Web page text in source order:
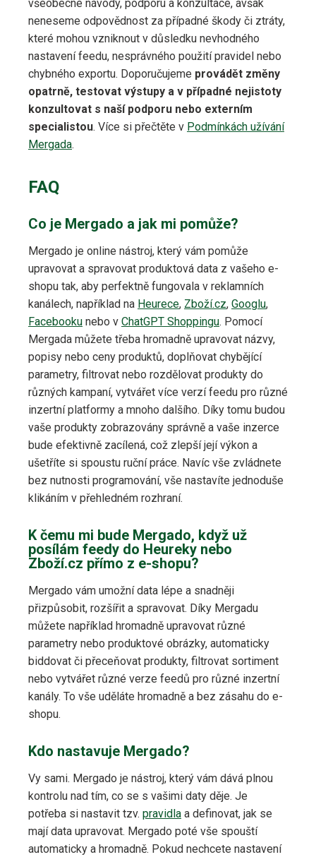
všeobecné návody, podporu a konzultace, avšak
neneseme odpovědnost za případné škody či ztráty,
které mohou vzniknout v důsledku nevhodného
nastavení feedu, nesprávného použití pravidel nebo
chybného exportu. Doporučujeme provádět změny
opatrně, testovat výstupy a v případné nejistoty
konzultovat s naší podporu nebo externím
specialistou. Více si přečtěte v Podmínkách užívání
Mergada.
FAQ
Co je Mergado a jak mi pomůže?
Mergado je online nástroj, který vám pomůže
upravovat a spravovat produktová data z vašeho e-
shopu tak, aby perfektně fungovala v reklamních
kanálech, například na Heurece, Zboží.cz, Googlu,
Facebooku nebo v ChatGPT Shoppingu. Pomocí
Mergada můžete třeba hromadně upravovat názvy,
popisy nebo ceny produktů, doplňovat chybějící
parametry, filtrovat nebo rozdělovat produkty do
různých kampaní, vytvářet více verzí feedu pro různé
inzertní platformy a mnoho dalšího. Díky tomu budou
vaše produkty zobrazovány správně a vaše inzerce
bude efektivně zacílená, což zlepší její výkon a
ušetříte si spoustu ruční práce. Navíc vše zvládnete
bez nutnosti programování, vše nastavíte jednoduše
klikáním v přehledném rozhraní.
K čemu mi bude Mergado, když už
posílám feedy do Heureky nebo
Zboží.cz přímo z e-shopu?
Mergado vám umožní data lépe a snadněji
přizpůsobit, rozšířit a spravovat. Díky Mergadu
můžete například hromadně upravovat různé
parametry nebo produktové obrázky, automaticky
biddovat či přeceňovat produkty, filtrovat sortiment
nebo vytvářet různé verze feedů pro různé inzertní
kanály. To vše uděláte hromadně a bez zásahu do e-
shopu.
Kdo nastavuje Mergado?
Vy sami. Mergado je nástroj, který vám dává plnou
kontrolu nad tím, co se s vašimi daty děje. Je
potřeba si nastavit tzv. pravidla a definovat, jak se
mají data upravovat. Mergado poté vše spouští
automaticky a hromadně. Pokud nechcete nastavení